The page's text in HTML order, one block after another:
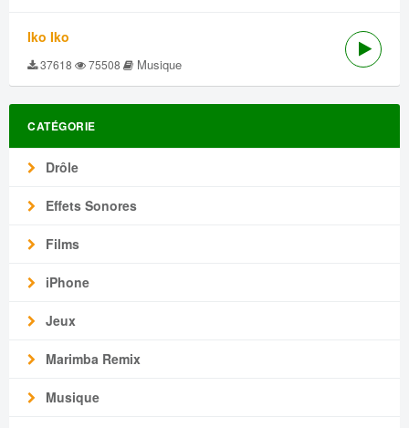
Iko Iko
37618 75508 Musique
CATÉGORIE
Drôle
Effets Sonores
Films
iPhone
Jeux
Marimba Remix
Musique